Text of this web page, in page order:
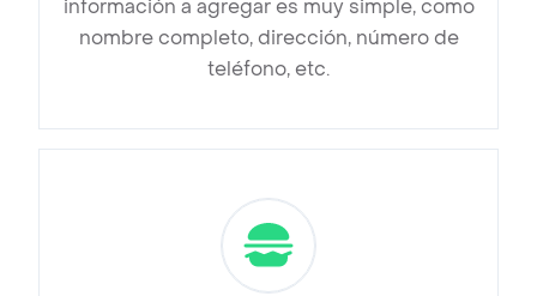
información a agregar es muy simple, como
nombre completo, dirección, número de
teléfono, etc.